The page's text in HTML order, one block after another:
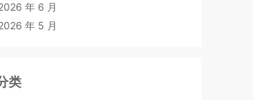
年 6 月
年 5 月
类